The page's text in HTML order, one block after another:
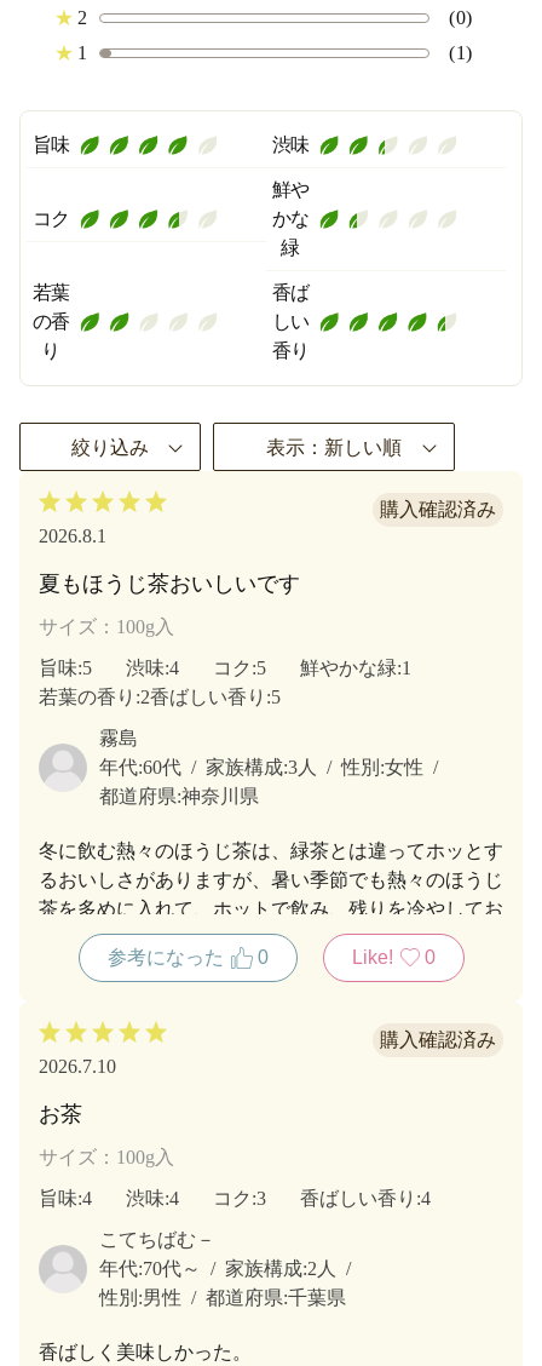
★ 2
(0)
★ 1 (1)
旨味 渋味
コク
鮮や
かな
緑
若葉
の香
り
香ば
しい
香り
絞り込み 表示：新しい順
2026.8.1
夏もほうじ茶おいしいです
サイズ：100g入
旨味:5 渋味:4 コク :5 鮮やかな緑:1
若葉の香り :2香ばしい香り :5
霧島
年代:60代 家族構成:3人 性別:女性
都道府県:神奈川県
冬に飲む熱々のほうじ茶は、緑茶とは違ってホッとす
るおいしさがありますが、暑い季節でも熱々のほうじ
茶を多めに入れて、ホットで飲み、残りを冷やしてお
いて飲むととても贅沢な味わいのお茶になります。色
は似ていますが、麦茶とは違うおいしさで、夏のごち
参考になった 0 Like! 0
2026.7.10
お茶
サイズ：100g入
旨味:4 渋味:4 コク :3 香ばしい香り :4
こてちばむ－
年代:70代～ 家族構成:2人
性別:男性 都道府県:千葉県
香ばしく美味しかった。